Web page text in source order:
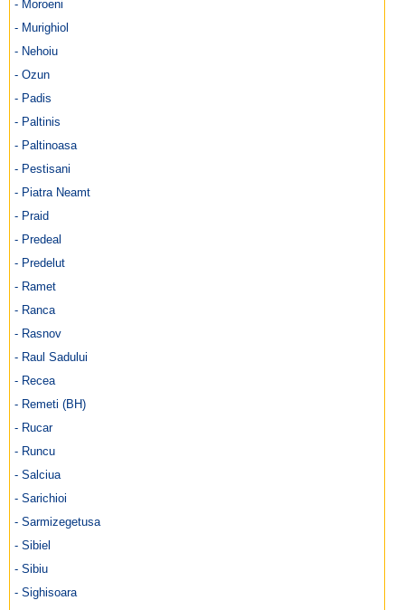
- Moroeni
- Murighiol
- Nehoiu
- Ozun
- Padis
- Paltinis
- Paltinoasa
- Pestisani
- Piatra Neamt
- Praid
- Predeal
- Predelut
- Ramet
- Ranca
- Rasnov
- Raul Sadului
- Recea
- Remeti (BH)
- Rucar
- Runcu
- Salciua
- Sarichioi
- Sarmizegetusa
- Sibiel
- Sibiu
- Sighisoara